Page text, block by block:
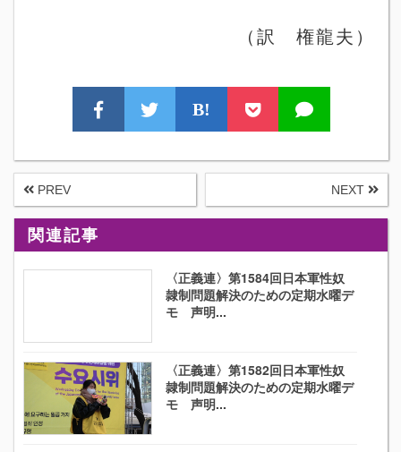
（訳 権龍夫）
B!
PREV NEXT
関連記事
〈正義連〉第1584回日本軍性奴
隷制問題解決のための定期水曜デ
モ 声明...
〈正義連〉第1582回日本軍性奴
隷制問題解決のための定期水曜デ
モ 声明...